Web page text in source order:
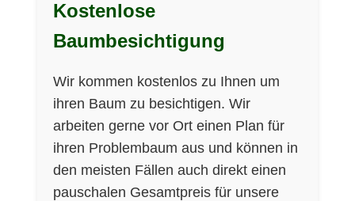
Kostenlose
Baumbesichtigung
Wir kommen kostenlos zu Ihnen um
ihren Baum zu besichtigen. Wir
arbeiten gerne vor Ort einen Plan für
ihren Problembaum aus und können in
den meisten Fällen auch direkt einen
pauschalen Gesamtpreis für unsere